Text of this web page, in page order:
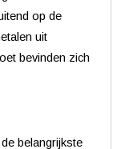
op de
uit
bevinden zich
belangrijkste